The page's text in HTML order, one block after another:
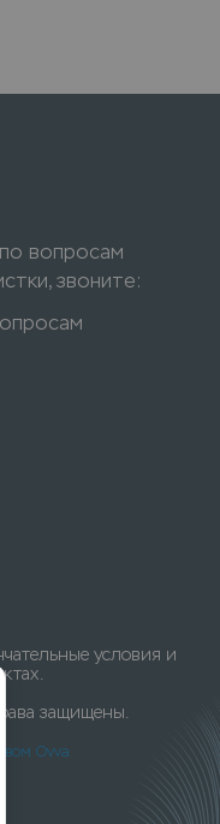
вопросам
звоните:
условия и
защищены.
Ovva